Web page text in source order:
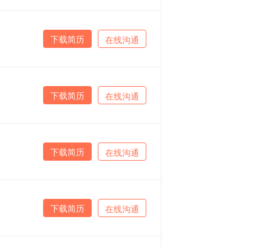
在线沟通
下载简历
在线沟通
下载简历
在线沟通
下载简历
在线沟通
下载简历